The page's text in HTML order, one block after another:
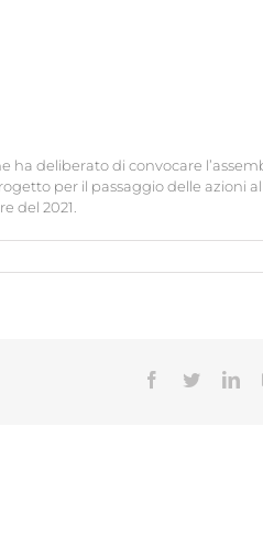
ha deliberato di convocare
per il passaggio delle azioni al
del 2021.
Facebook
Twitter